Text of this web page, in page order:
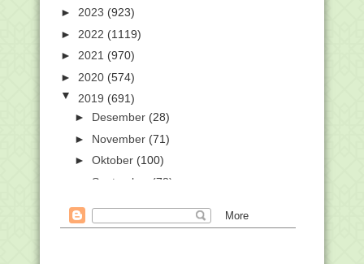
► 2023 (923)
► 2022 (1119)
► 2021 (970)
► 2020 (574)
▼ 2019 (691)
► Desember (28)
► November (71)
► Oktober (100)
September
(78)
►Juli(42)